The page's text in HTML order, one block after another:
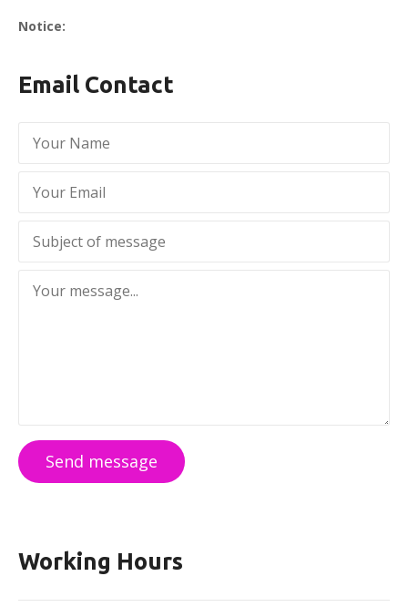
Notice:
Email Contact
Send message
Working Hours